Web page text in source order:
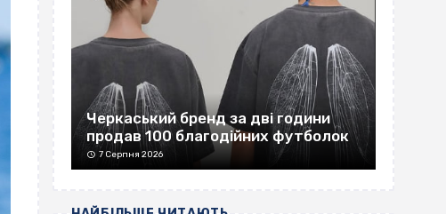
Черкаський бренд за дві години
продав 100 благодійних футболок
7 Серпня 2026